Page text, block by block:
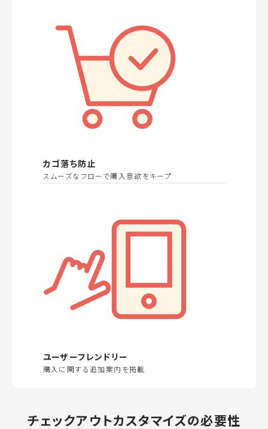
カゴ落ち防止
スムーズなフローで購入意欲をキープ
ユーザーフレンドリー
購入に関する追加案内を掲載
チェックアウトカスタマイズの必要性